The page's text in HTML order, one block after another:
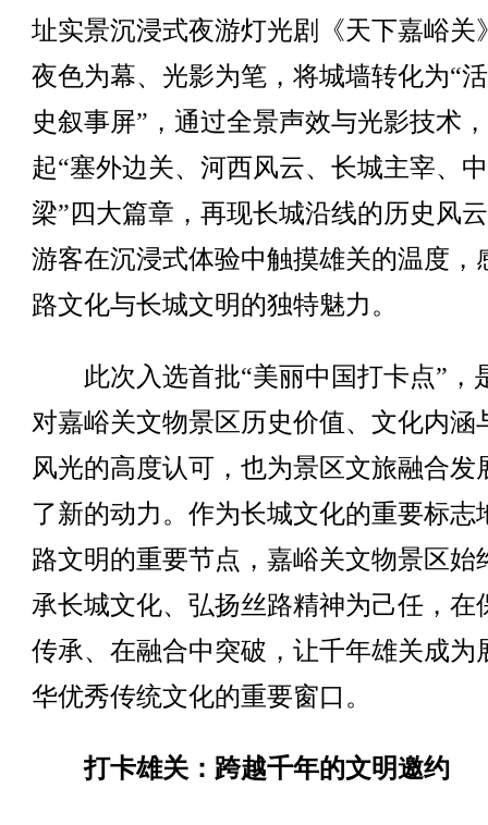
址实景沉浸式夜游灯光剧《天下嘉峪关
夜色为幕、光影为笔，将城墙转化为“
史叙事屏”，通过全景声效与光影技术
起“塞外边关、河西风云、长城主宰、
梁”四大篇章，再现长城沿线的历史风
游客在沉浸式体验中触摸雄关的温度，
路文化与长城文明的独特魅力。
此次入选首批“美丽中国打卡点”，
对嘉峪关文物景区历史价值、文化内涵
风光的高度认可，也为景区文旅融合发
了新的动力。作为长城文化的重要标志
路文明的重要节点，嘉峪关文物景区始
承长城文化、弘扬丝路精神为己任，在
传承、在融合中突破，让千年雄关成为
华优秀传统文化的重要窗口。
打卡雄关：跨越千年的文明邀约